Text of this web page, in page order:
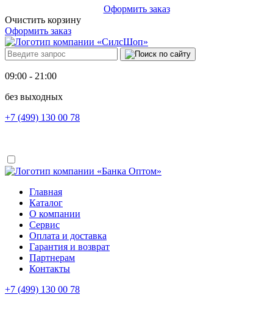
Оформить заказ
Очистить корзину
Оформить заказ
09:00 - 21:00
без выходных
+7 (499) 130 00 78
Главная
Каталог
О компании
Сервис
Оплата и доставка
Гарантия и возврат
Партнерам
Контакты
+7 (499) 130 00 78